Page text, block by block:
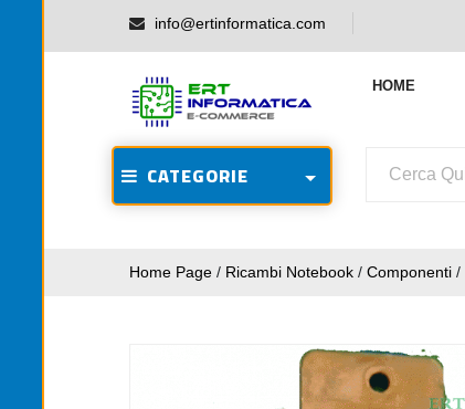
info@ertinformatica.com
HOME
CATEGORIE
Home Page / Ricambi Notebook / Componenti /